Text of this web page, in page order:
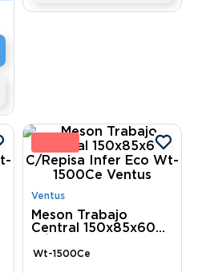
Ventus
Meson Trabajo
Central 150x85x60
Wt-1500Ce Ventus
Wt-1500Ce